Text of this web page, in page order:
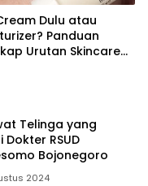
Dulu atau
Panduan
Urutan Skincare
Telinga yang
RSUD
Bojonegoro
2024